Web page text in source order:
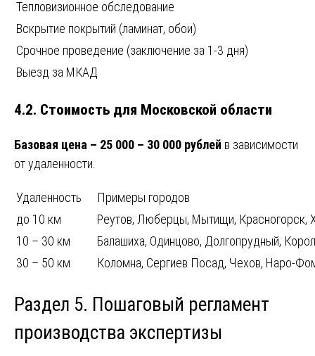
Тепловизионное обследование
Вскрытие покрытий (ламинат, обои)
Срочное проведение (заключение за 1-3 дня)
Выезд за МКАД
4.2. Стоимость для Московской области
Базовая цена – 25 000 – 30 000 рублей в зависимости
от удаленности.
Удаленность
Примеры городов
до 10 км
Реутов, Люберцы, Мытищи, Красногорск,
10 – 30 км
Балашиха, Одинцово, Долгопрудный,
30 – 50 км
Коломна, Сергиев Посад, Чехов, Наро-
Раздел 5. Пошаговый регламент
производства экспертизы